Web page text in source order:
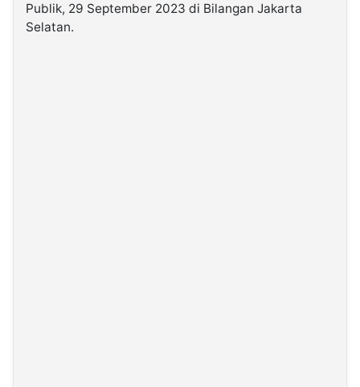
Publik, 29 September 2023 di Bilangan Jakarta
Selatan.